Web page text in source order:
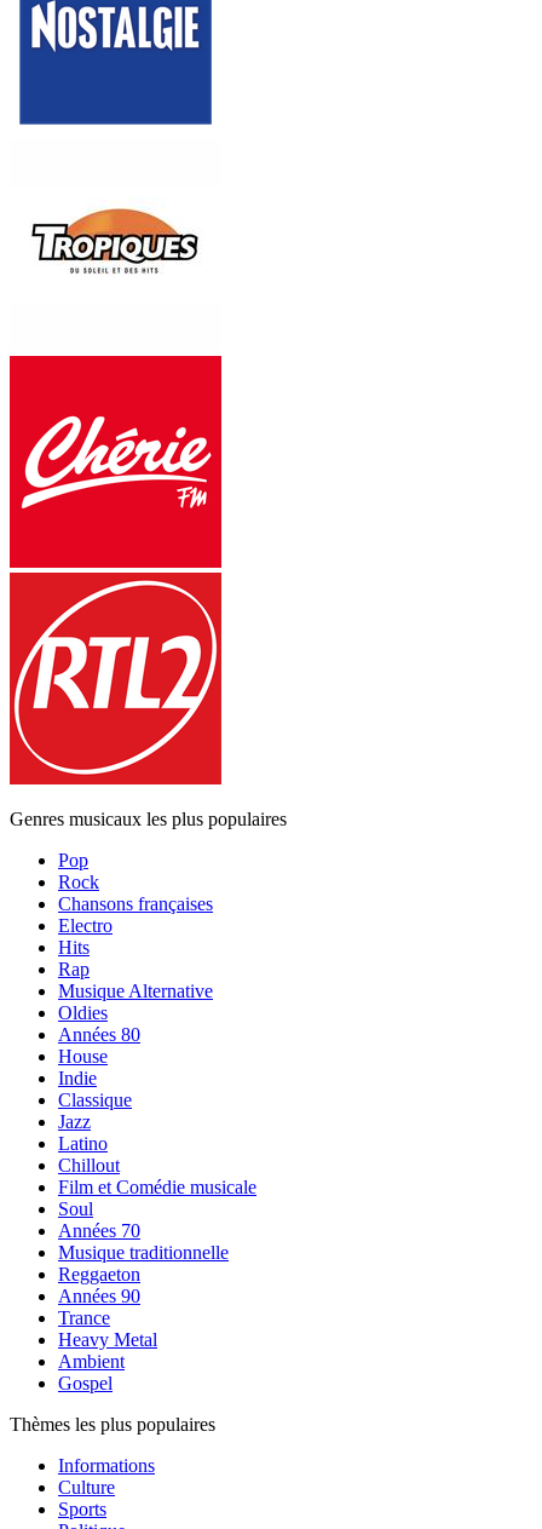
Genres musicaux les plus populaires
Pop
Rock
Chansons françaises
Electro
Hits
Rap
Musique Alternative
Oldies
Années 80
House
Indie
Classique
Jazz
Latino
Chillout
Film et Comédie musicale
Soul
Années 70
Musique traditionnelle
Reggaeton
Années 90
Trance
Heavy Metal
Ambient
Gospel
Thèmes les plus populaires
Informations
Culture
Sports